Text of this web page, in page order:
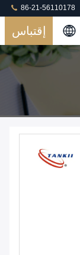
86-21-56110178
إقتباس